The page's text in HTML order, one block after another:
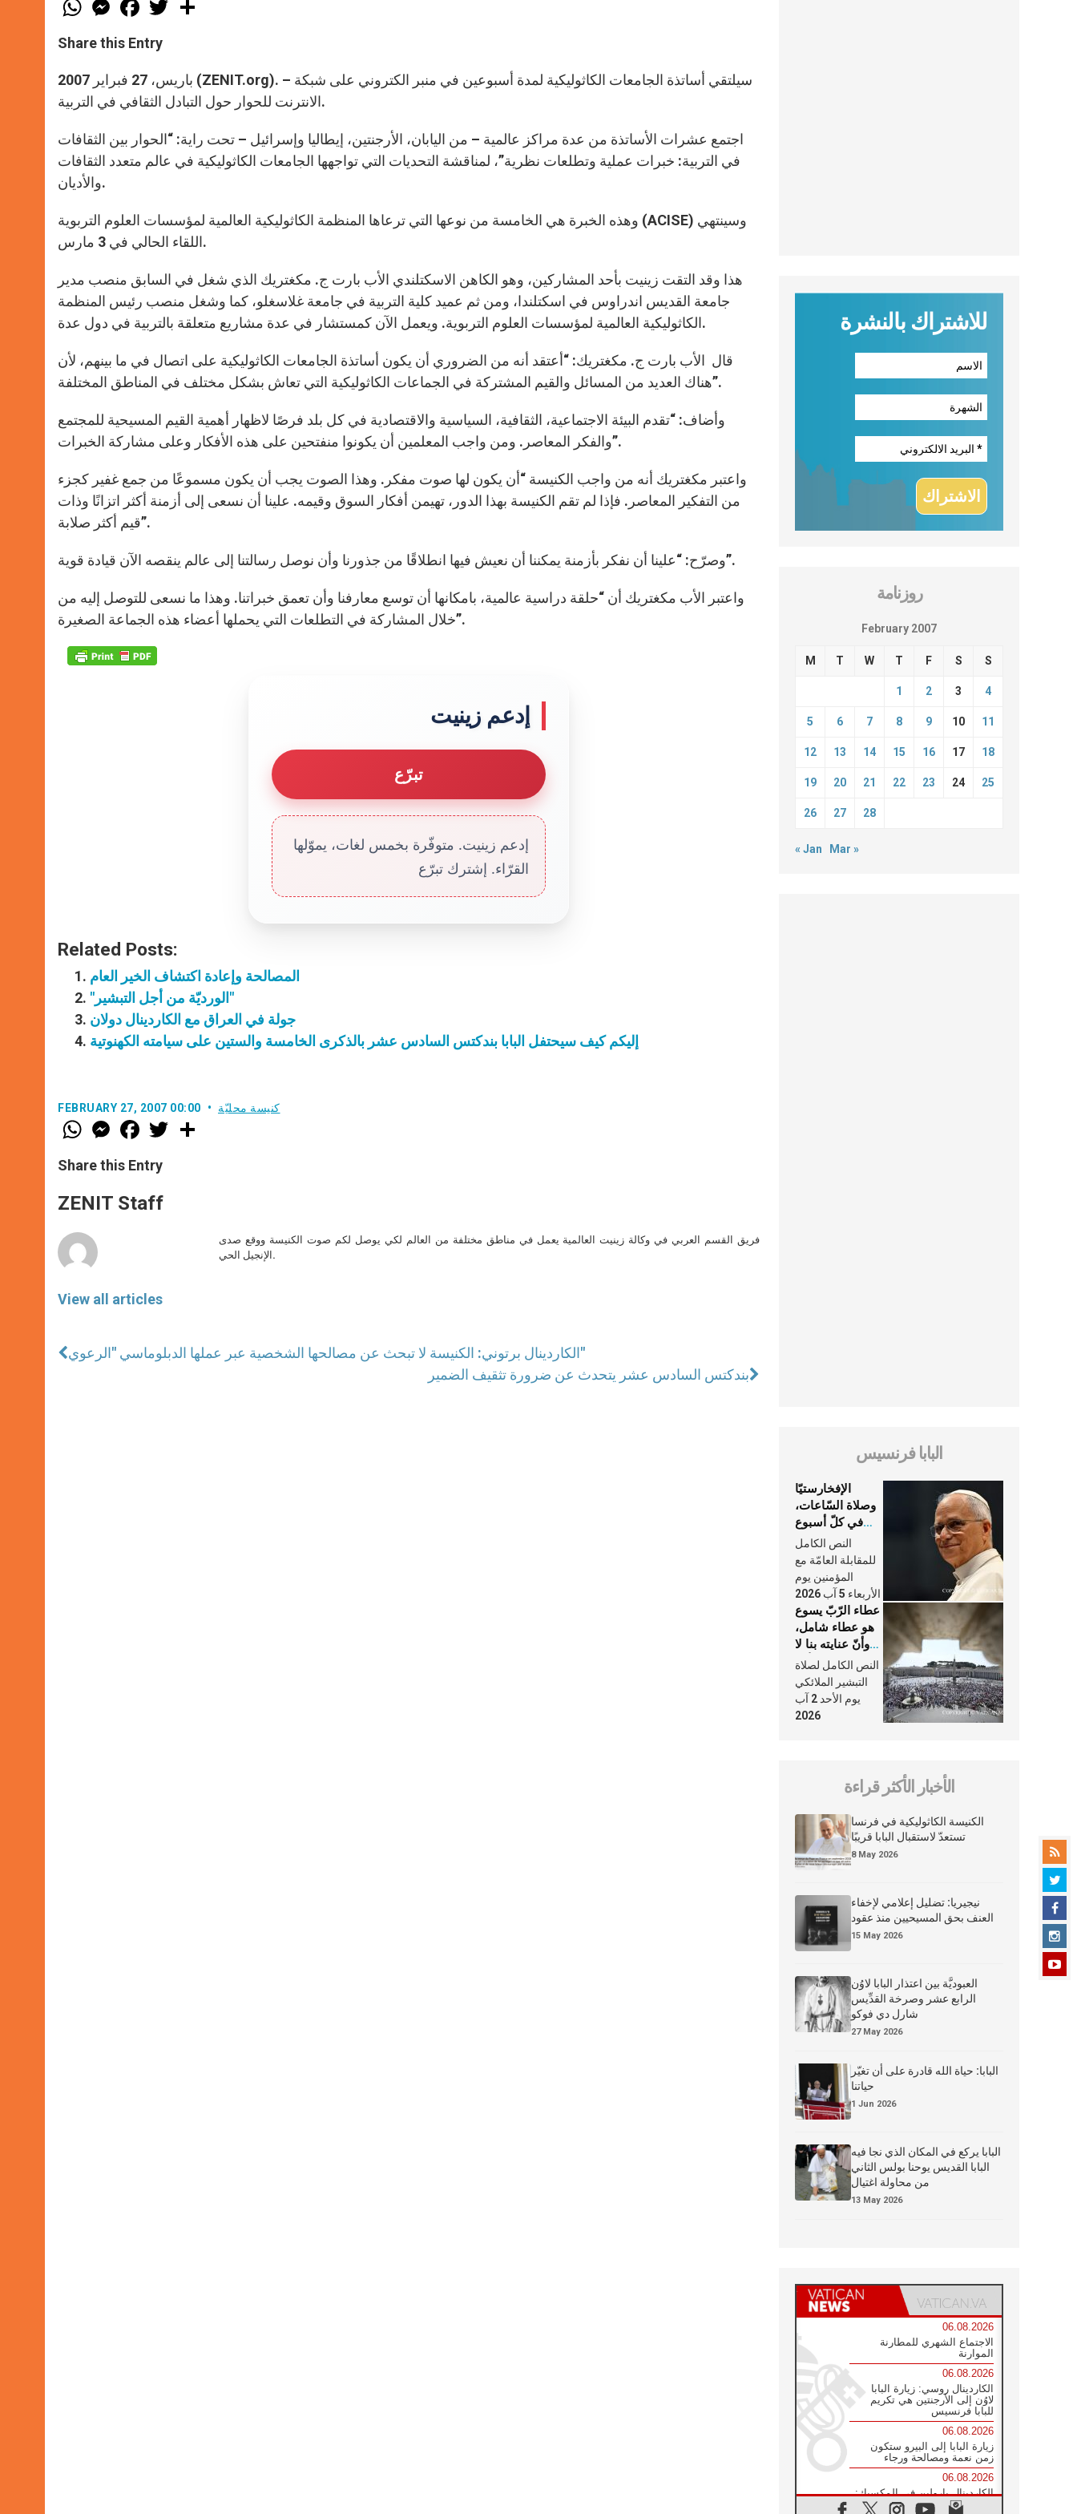
h
t
s
p
p
e
s
e
g
e
r
a
e
b
o
k
w
r
Share this Entry
باريس، 27 فبراير 2007 (ZENIT.org). – سيلتقي أساتذة الجامعات الكاثوليكية لمدة أسبوعين في منبر الكتروني على شبكة
الانترنت للحوار حول التبادل الثقافي في التربية.
اجتمع عشرات الأساتذة من عدة مراكز عالمية – من اليابان، الأرجنتين، إيطاليا وإسرائيل – تحت راية: “الحوار بين الثقافات
في التربية: خبرات عملية وتطلعات نظرية”، لمناقشة التحديات التي تواجهها الجامعات الكاثوليكية في عالم متعدد الثقافات
والأديان.
وهذه الخبرة هي الخامسة من نوعها التي ترعاها المنظمة الكاثوليكية العالمية لمؤسسات العلوم التربوية (ACISE) وسينتهي
اللقاء الحالي في 3 مارس.
هذا وقد التقت زينيت بأحد المشاركين، وهو الكاهن الاسكتلندي الأب بارت ج. مكغتريك الذي شغل في السابق منصب مدير
جامعة القديس اندراوس في اسكتلندا، ومن ثم عميد كلية التربية في جامعة غلاسغلو، كما وشغل منصب رئيس المنظمة
الكاثوليكية العالمية لمؤسسات العلوم التربوية. ويعمل الآن كمستشار في عدة مشاريع متعلقة بالتربية في دول عدة.
قال الأب بارت ج. مكغتريك: “أعتقد أنه من الضروري أن يكون أساتذة الجامعات الكاثوليكية على اتصال في ما بينهم، لأن
هناك العديد من المسائل والقيم المشتركة في الجماعات الكاثوليكية التي تعاش بشكل مختلف في المناطق المختلفة”.
وأضاف: “تقدم البيئة الاجتماعية، الثقافية، السياسية والاقتصادية في كل بلد فرصًا لاظهار أهمية القيم المسيحية للمجتمع
والفكر المعاصر. ومن واجب المعلمين أن يكونوا منفتحين على هذه الأفكار وعلى مشاركة الخبرات”.
واعتبر مكغتريك أنه من واجب الكنيسة “أن يكون لها صوت مفكر. وهذا الصوت يجب أن يكون مسموعًا من جمع غفير كجزء
من التفكير المعاصر. فإذا لم تقم الكنيسة بهذا الدور، تهيمن أفكار السوق وقيمه. علينا أن نسعى إلى أزمنة أكثر اتزانًا وذات
قيم أكثر صلابة”.
وصرّح: “علينا أن نفكر بأزمنة يمكننا أن نعيش فيها انطلاقًا من جذورنا وأن نوصل رسالتنا إلى عالم ينقصه الآن قيادة قوية”.
واعتبر الأب مكغتريك أن “حلقة دراسية عالمية، بامكانها أن توسع معارفنا وأن تعمق خبراتنا. وهذا ما نسعى للتوصل إليه من
خلال المشاركة في التطلعات التي يحملها أعضاء هذه الجماعة الصغيرة”.
إدعم زينيت
تبرّع
إدعم زينيت. متوفّرة بخمس لغات، يموّلها
القرّاء. إشترك تبرّع
Related Posts:
المصالحة وإعادة اكتشاف الخير العام
"الورديّة من أجل التبشير"
جولة في العراق مع الكاردينال دولان
إليكم كيف سيحتفل البابا بندكتس السادس عشر بالذكرى الخامسة والستين على سيامته الكهنوتية
FEBRUARY 27, 2007 00:00 كنيسة محليّة
W
h
t
s
p
p
M
e
s
e
g
e
F
a
e
b
o
k
w
Share this Entry
ZENIT Staff
View all articles
فريق القسم العربي في وكالة زينيت العالمية يعمل في مناطق مختلفة من العالم لكي يوصل لكم صوت الكنيسة ووقع صدى
الإنجيل الحي.
الكاردينال برتوني: الكنيسة لا تبحث عن مصالحها الشخصية عبر عملها الدبلوماسي "الرعوي"
بندكتس السادس عشر يتحدث عن ضرورة تثقيف الضمير
للاشتراك بالنشرة
روزنامة
February 2007
M T W T F S S
1 2 3 4
5 6 7 8 9 10 11
12 13 14 15 16 17 18
19 20 21 22 23 24 25
26 27 28
« Jan Mar »
البابا فرنسيس
الإفخارستيّا
وصلاة السّاعات،
في كلّ أسبوع
وكلّ يوم، هما
النَّفَس في حياة
الكنيسة
النص الكامل
للمقابلة العامّة مع
المؤمنين يوم
الأربعاء 5 آب 2026
عطاء الرّبّ يسوع
هو عطاء شامل،
وأنّ عنايته بنا لا
تغيب عنّا أبدًا
النص الكامل لصلاة
التبشير الملائكي
يوم الأحد 2 آب
2026
الأخبار الأكثر قراءة
الكنيسة الكاثوليكية في فرنسا
تستعدّ لاستقبال البابا قريبًا
8 May 2026
نيجيريا: تضليل إعلامي لإخفاء
العنف بحق المسيحيين منذ عقود
15 May 2026
العبوديَّة بين اعتذار البابا لاوُن
الرابع عشر وصرخة القدِّيس
شارل دي فوكو
27 May 2026
البابا: حياة الله قادرة على أن تغيّر
حياتنا
1 Jun 2026
البابا يركع في المكان الذي نجا فيه
البابا القديس يوحنا بولس الثاني
من محاولة اغتيال
13 May 2026
06.08.2026
الاجتماع الشهري للمطارنة
الموارنة
06.08.2026
الكاردينال روسي: زيارة البابا
لاوُن إلى الأرجنتين هي تكريم
للبابا فرنسيس
06.08.2026
زيارة البابا إلى البيرو ستكون
زمن نعمة ومصالحة ورجاء
06.08.2026
الكاردينال بارولين في المكسيك:
علينا أن نكون حاضرين إلى جانب